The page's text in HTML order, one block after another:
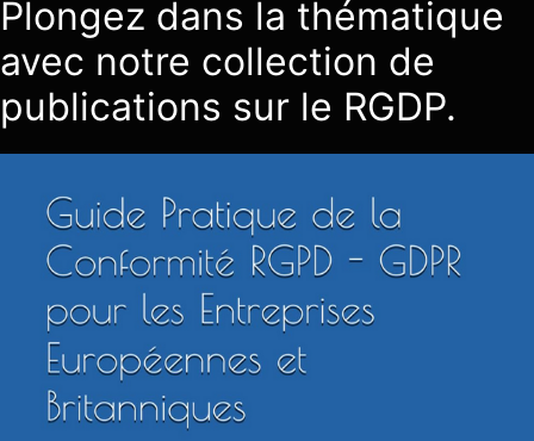
Plongez dans la thématique
avec notre collection de
publications sur le RGDP.